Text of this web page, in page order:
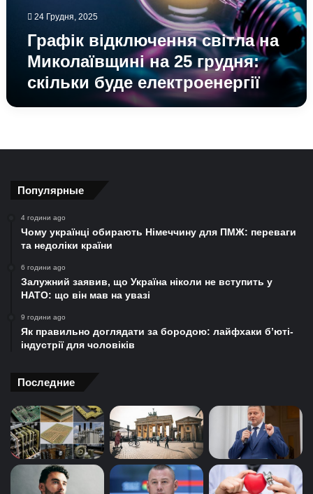
скільки
електроенергії
24 Грудня, 2025
Графік відключення світла на
Миколаївщині на 25 грудня:
скільки буде електроенергії
Популярные
4 години ago
Чому українці обирають Німеччину для ПМЖ: переваги
та недоліки країни
6 години ago
Залужний заявив, що Україна ніколи не вступить у
НАТО: що він мав на увазі
9 години ago
Як правильно доглядати за бородою: лайфхаки б’юті-
індустрії для чоловіків
Последние